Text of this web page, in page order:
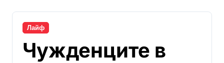
Лайф
Чужденците в